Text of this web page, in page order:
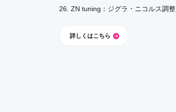
26. ZN tuning：ジグラ・ニコルス調整
詳しくはこちら